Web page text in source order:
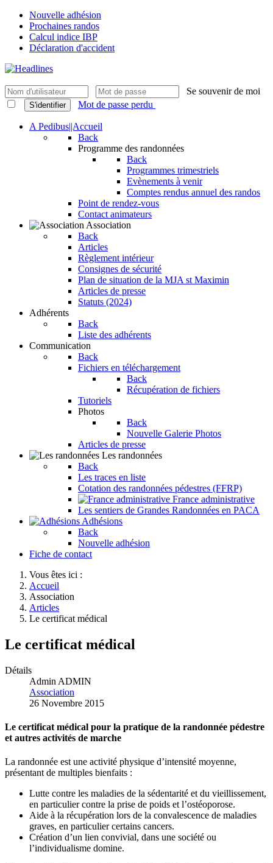
Nouvelle adhésion
Prochaines randos
Calcul indice IBP
Déclaration d'accident
Se souvenir de moi
S'identifier Mot de passe perdu
A Pedibus||Accueil
Back
Programme des randonnées
Back
Programmes trimestriels
Evènements à venir
Comptes rendus annuel des randos
Point de rendez-vous
Contact animateurs
Association
Back
Articles
Règlement intérieur
Consignes de sécurité
Plan de situation de la MJA st Maximin
Articles de presse
Statuts (2024)
Adhérents
Back
Liste des adhérents
Communication
Back
Fichiers en téléchargement
Back
Récupération de fichiers
Tutoriels
Photos
Back
Nouvelle Galerie Photos
Articles de presse
Les randonnées
Back
Les traces en liste
Cotation des randonnées pédestres (FFRP)
France administrative
Les sentiers de Grandes Randonnées en PACA
Adhésions
Back
Nouvelle adhésion
Fiche de contact
Vous êtes ici :
Accueil
Association
Articles
Le certificat médical
Le certificat médical
Détails
Admin ADMIN
Association
26 Novembre 2015
Le certificat médical pour la pratique de la randonnée pédestre
et autres activités de marche
La randonnée est une activité physique d’intensité moyenne,
présentant de multiples bienfaits :
Lutte contre les maladies de la sédentarité et du vieillissement,
en particulier contre la prise de poids et l’ostéoporose.
Aide à la récupération lors de la convalescence de maladies
graves, en particulier certains cancers.
Création d’un lien convivial, dans une société ou
l’individualisme domine.